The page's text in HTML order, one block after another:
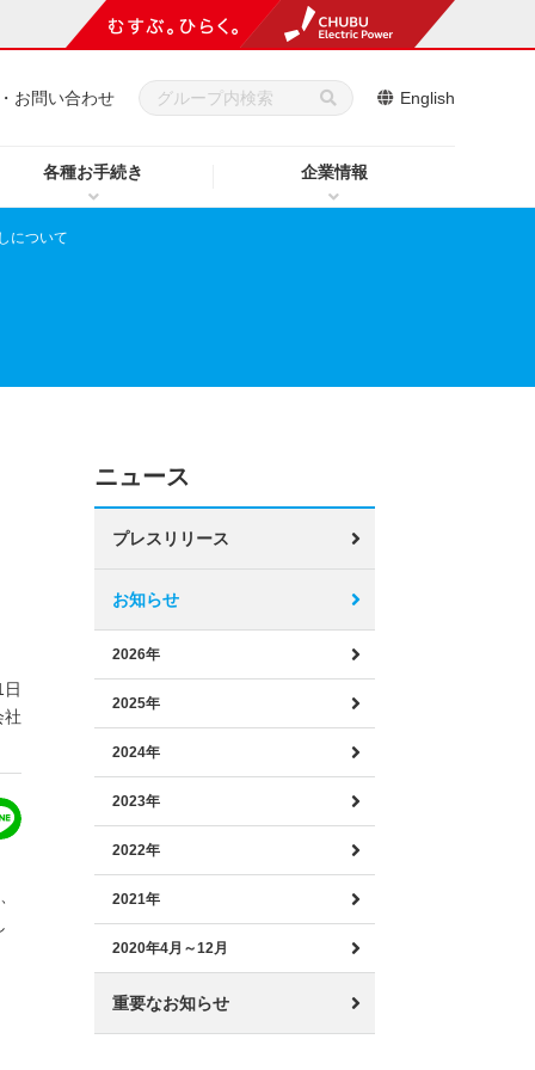
各種お手続き 企業情報
お問い合わせ English
について
社
ニュース
プレスリリース
お知らせ
2026年
2025年
2024年
2023年
2022年
2021年
2020年4月～12月
重要なお知らせ